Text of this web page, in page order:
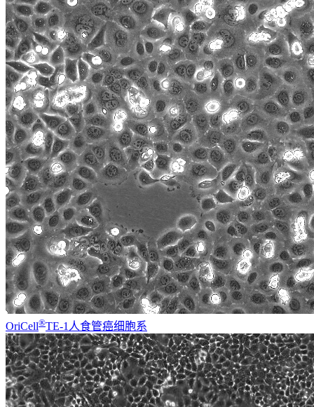
OriCell®TE-1人食管癌细胞系